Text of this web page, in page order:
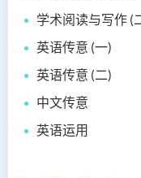
学术阅读与写作 (
英语传意 (一)
英语传意 (二)
中文传意
英语运用